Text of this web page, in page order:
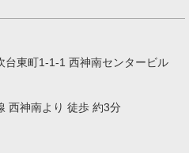
台東町1-1-1 西神南センタービル
西神南より 徒歩 約3分